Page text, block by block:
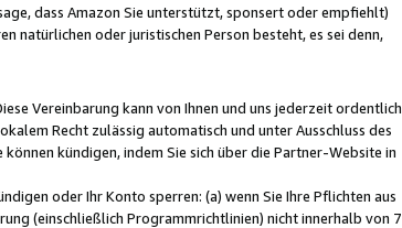
dass Amazon Sie unterstützt, sponsert oder empfiehlt)
natürlichen oder juristischen Person besteht, es sei denn,
Vereinbarung kann von Ihnen und uns jederzeit ordentlich
Recht zulässig automatisch und unter Ausschluss des
kündigen, indem Sie sich über die Partner-Website in
oder Ihr Konto sperren: (a) wenn Sie Ihre Pflichten aus
(einschließlich Programmrichtlinien) nicht innerhalb von 7